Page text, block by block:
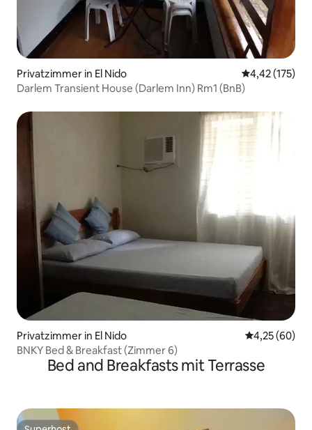
Privatzimmer in El Nido
4,42 (175)
Darlem Transient House (Darlem Inn) Rm1 (BnB)
Privatzimmer in El Nido
4,25 (60)
BNKY Bed & Breakfast (Zimmer 6)
Bed and Breakfasts mit Terrasse